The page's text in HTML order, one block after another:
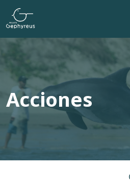
Pasar al contenido principal
Acciones